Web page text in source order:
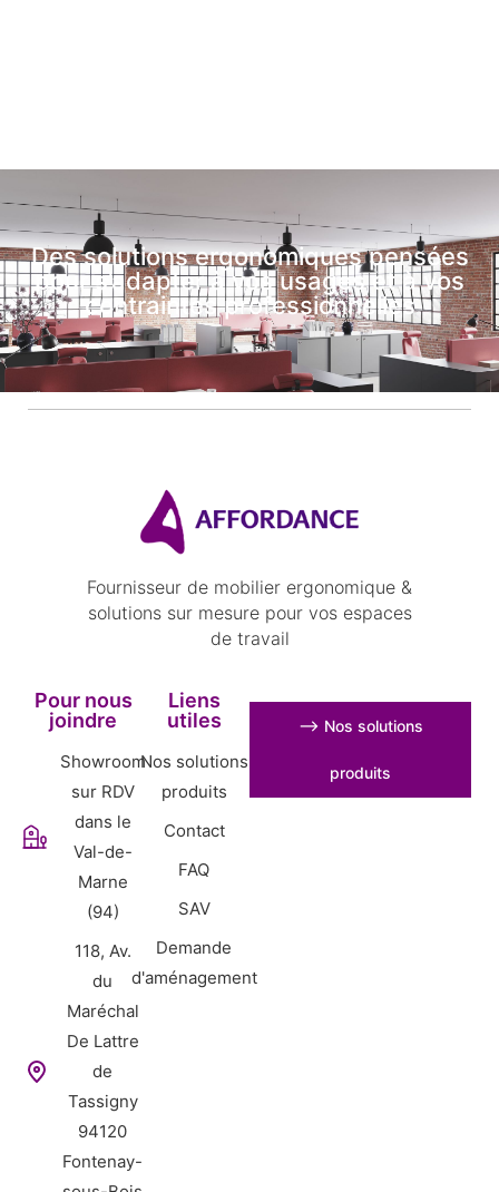
Des solutions ergonomiques pensées
pour s’adapter à vos usages et à vos
contraintes professionnelles
Fournisseur de mobilier ergonomique &
solutions sur mesure pour vos espaces
de travail
Pour nous
joindre
Showroom
sur RDV
dans le
Val-de-
Marne
(94)
118, Av.
du
Maréchal
De Lattre
de
Tassigny
94120
Fontenay-
Liens
utiles
Nos solutions
produits
Contact
FAQ
SAV
Demande
d'aménagement
⟶ Nos solutions
produits